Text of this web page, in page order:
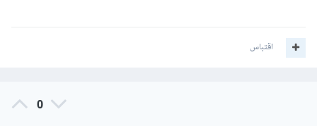
اقتباس
0